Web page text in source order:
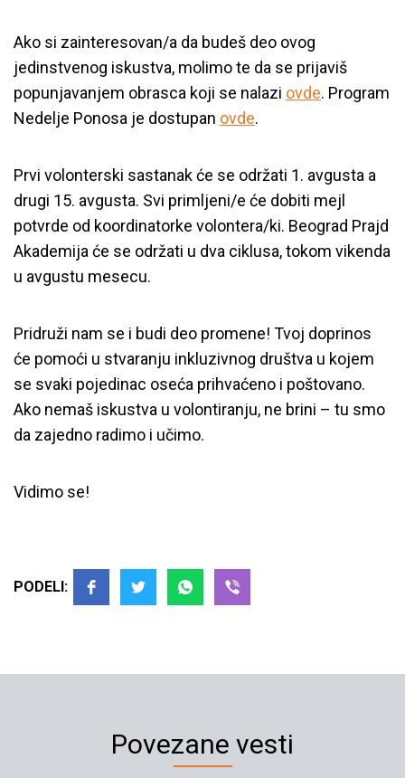
Ako si zainteresovan/a da budeš deo ovog
jedinstvenog iskustva, molimo te da se prijaviš
popunjavanjem obrasca koji se nalazi ovde. Program
Nedelje Ponosa je dostupan ovde.
Prvi volonterski sastanak će se održati 1. avgusta a
drugi 15. avgusta. Svi primljeni/e će dobiti mejl
potvrde od koordinatorke volontera/ki. Beograd Prajd
Akademija će se održati u dva ciklusa, tokom vikenda
u avgustu mesecu.
Pridruži nam se i budi deo promene! Tvoj doprinos
će pomoći u stvaranju inkluzivnog društva u kojem
se svaki pojedinac oseća prihvaćeno i poštovano.
Ako nemaš iskustva u volontiranju, ne brini – tu smo
da zajedno radimo i učimo.
Vidimo se!
PODELI:
Povezane vesti